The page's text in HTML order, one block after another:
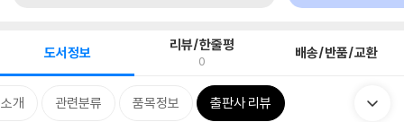
도서정보 리뷰/한줄평
0 배송/반품/교환
개 관련분류 품목정보 출판사 리뷰